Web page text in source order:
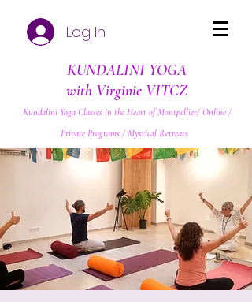
Log In
KUNDALINI YOGA
with Virginie VITCZ
Kundalini Yoga Classes in the Heart of Montpellier/ Online /
Private Programs / Mystical Retreats